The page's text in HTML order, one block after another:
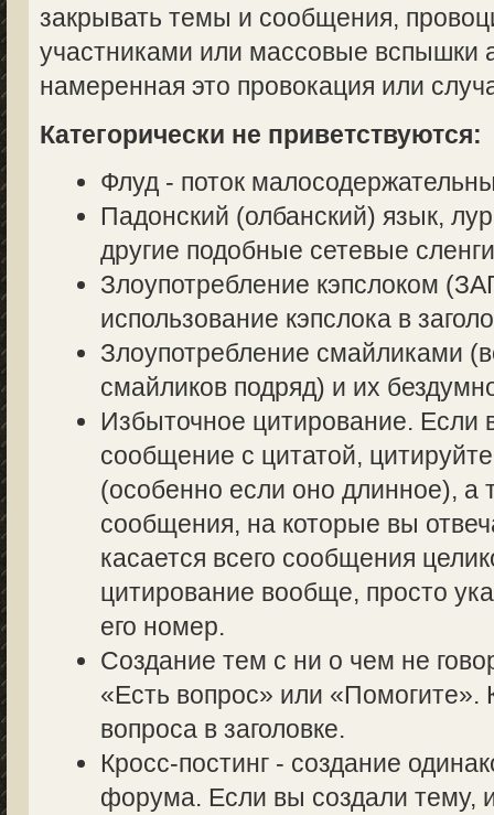
закрывать темы и сообщения,
участниками или массовые вспышки
намеренная это провокация или
Категорически не приветствуются:
Флуд - поток
Падонский (олбанский) язык,
другие подобные сетевые
Злоупотребление кэпслоком
использование кэпслока в
Злоупотребление смайликами
смайликов подряд) и их
Избыточное цитирование. Если
сообщение с цитатой,
(особенно если оно длинное), а
сообщения, на которые вы
касается всего сообщения
цитирование вообще, просто
его номер.
Создание тем с ни о чем не
«Есть вопрос» или «Помогите».
вопроса в заголовке.
Кросс-постинг - создание
форума. Если вы создали тему,